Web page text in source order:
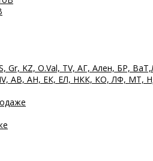
Gr, KZ, O.Val, TV, АГ, Ален, БР,
АВ, АН, ЕК, ЕЛ, НКК, КО, ЛФ,